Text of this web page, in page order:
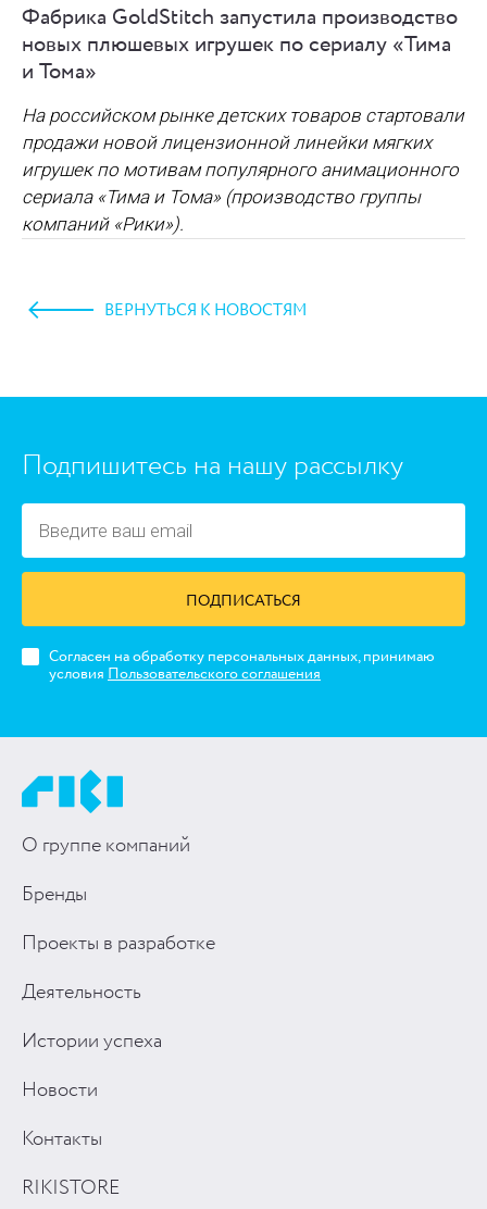
Фабрика GoldStitch запустила производство
новых плюшевых игрушек по сериалу «Тима
и Тома»
На российском рынке детских товаров стартовали
продажи новой лицензионной линейки мягких
игрушек по мотивам популярного анимационного
сериала «Тима и Тома» (производство группы
компаний «Рики»).
https://www.high-endrolex.com/45
ВЕРНУТЬСЯ К НОВОСТЯМ
Подпишитесь на нашу рассылку
ПОДПИСАТЬСЯ
Согласен на обработку персональных данных, принимаю
условия Пользовательского соглашения
О группе компаний
Бренды
Проекты в разработке
Деятельность
Истории успеха
Новости
Контакты
RIKISTORE